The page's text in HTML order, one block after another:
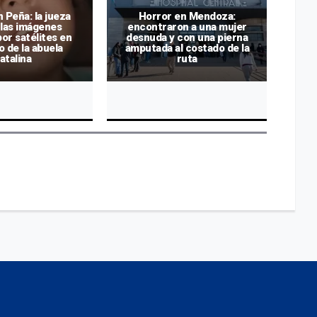
Peña: la jueza
imágenes
satélites en
de la abuela
Horror en Mendoza:
encontraron a una mujer
desnuda y con una pierna
amputada al costado de la
ruta